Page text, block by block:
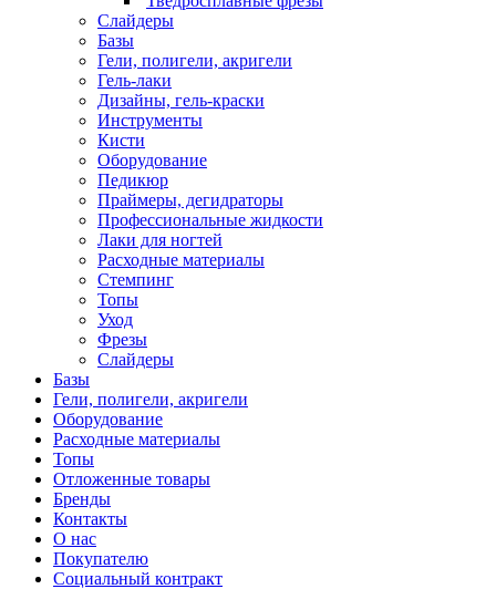
Слайдеры
Базы
Гели, полигели, акригели
Гель-лаки
Дизайны, гель-краски
Инструменты
Кисти
Оборудование
Педикюр
Праймеры, дегидраторы
Профессиональные жидкости
Лаки для ногтей
Расходные материалы
Стемпинг
Топы
Уход
Фрезы
Слайдеры
Базы
Гели, полигели, акригели
Оборудование
Расходные материалы
Топы
Отложенные товары
Бренды
Контакты
О нас
Покупателю
Социальный контракт